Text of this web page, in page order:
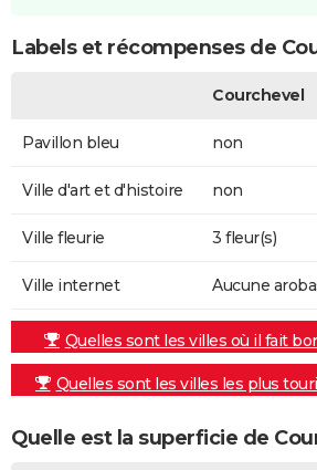
Labels et récompenses de
Courchevel
Pavillon bleu non
Ville d'art et d'histoire non
Ville fleurie 3 fleur(s)
Ville internet Aucune
Quelles sont les villes où il fait
Quelles sont les villes les plus
Quelle est la superficie de